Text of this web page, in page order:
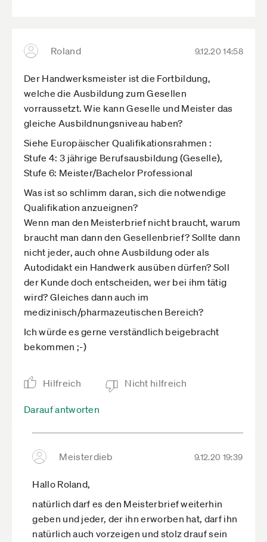
Die Wiedereinführung der Meisterpflicht hat auch
nicht das Ziel, die Qualität und das Ansehen des
Handwerks zu steigern. Das hätten die Betriebe
und Kammern auch selbst übernehmen können.
Vielmehr reiht sich diese Entscheidung ein in eine
ganze Reihe Maßnahmen, mit denen potenzielle
Neugründer abgeschreckt werden.
Das Ziel ist,
- entweder wirst Du Unternehmer, der
Arbeitsplätze schafft und Arbeitnehmer
beschäftigt
- oder Du wirst Arbeitnehmer
Das kann man allerdings nicht offen
kommunizieren, weil es ein Verstoß gegen die
Gewerbefreiheit wäre und damit gegen das
Grundgesetz. Daher muss man "kreativ" sein und
entmutigende Maßnahmen ergreifen, die es
jungen und freien Menschen schwerer machen.
Wenn man etwas nicht verbieten kann, erhöht
Interesse hat.
Roland 9.12.20 14:58
Der Handwerksmeister ist die Fortbildung,
welche die Ausbildung zum Gesellen
vorraussetzt. Wie kann Geselle und Meister das
gleiche Ausbildnungsniveau haben?
Siehe Europäischer Qualifikationsrahmen :
Stufe 4: 3 jährige Berufsausbildung (Geselle),
Stufe 6: Meister/Bachelor Professional
Was ist so schlimm daran, sich die notwendige
Qualifikation anzueignen?
Wenn man den Meisterbrief nicht braucht, warum
braucht man dann den Gesellenbrief? Sollte dann
nicht jeder, auch ohne Ausbildung oder als
Autodidakt ein Handwerk ausüben dürfen? Soll
der Kunde doch entscheiden, wer bei ihm tätig
wird? Gleiches dann auch im
medizinisch/pharmazeutischen Bereich?
Ich würde es gerne verständlich beigebracht
bekommen ;-)
Hilfreich Nicht hilfreich
Darauf antworten
Meisterdieb 9.12.20 19:39
Hallo Roland,
natürlich darf es den Meisterbrief weiterhin
geben und jeder, der ihn erworben hat, darf ihn
natürlich auch vorzeigen und stolz drauf sein